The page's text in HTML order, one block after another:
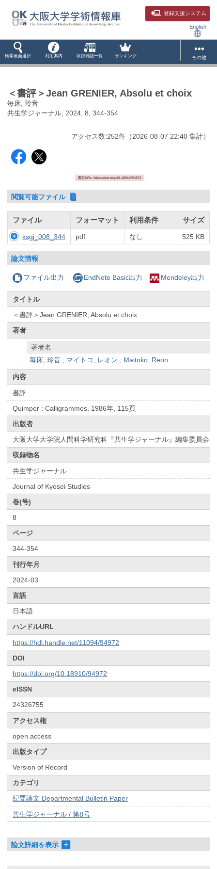
登録支援システム
English
検索画面選択 利用案内 収録雑誌一覧 ランキング その他
＜書評＞Jean GRENIER, Absolu et choix
毎床, 玲音
共生学ジャーナル, 2024, 8, 344-354
アクセス数:252件 （2026-08-07 22:40 集計）
固定URL: https://doi.org/10.18910/94972
閲覧可能ファイル
ファイル フォーマット 利用条件 サイズ
ksgj_008_344 pdf なし 525 KB
論文情報
ファイル出力 EndNote Basic出力 Mendeley出力
タイトル
＜書評＞Jean GRENIER, Absolu et choix
著者
著者名
毎床, 玲音 ; マイトコ, レオン ; Maitoko, Reon
内容
書評
Quimper : Calligrammes, 1986年, 115頁
出版者
大阪大学大学院人間科学研究科『共⽣学ジャーナル』編集委員会
収録物名
共生学ジャーナル
Journal of Kyosei Studies
巻(号)
8
ページ
344-354
刊行年月
2024-03
言語
日本語
ハンドルURL
https://hdl.handle.net/11094/94972
DOI
https://doi.org/10.18910/94972
eISSN
24326755
アクセス権
open access
出版タイプ
Version of Record
カテゴリ
紀要論文 Departmental Bulletin Paper
共生学ジャーナル / 第8号
論文詳細を表示